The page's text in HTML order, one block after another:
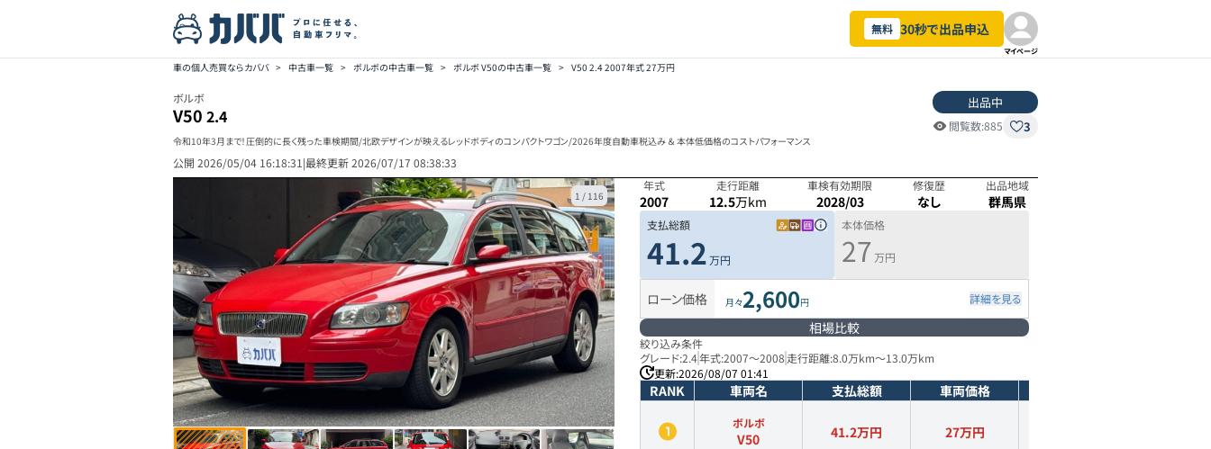
無料 30秒で出品申込
マイページ
車の個人売買ならカババ > 中古車一覧 > ボルボの中古車一覧 > ボルボ V50の中古車一覧 > V50 2.4 2007年式 27万円
ボルボ
V50 2.4
令和10年3月まで！圧倒的に長く残った車検期間/北欧デザインが映えるレッドボディのコンパクトワゴン/2026年度自動車税込み ＆ 本体低価格のコストパフォーマンス
出品中
閲覧数:885 3
公開 2026/05/04 16:18:31 |最終更新2026/07/17 08:38:33
1 / 116
年式
2007
走行距離
12.5万km
車検有効期限
2028/03
修復歴
なし
出品地域
群馬県
支払総額
41.2万円
本体価格
27 万円
ローン価格 月々2,600円 詳細を見る
相場比較
絞り込み条件
グレード:2.4年式:2007～2008走行距離:8.0万km～13.0万km
更新:2026/08/07 01:41
RANK 車両名 支払総額 車両価格
ボルボ
V50 41.2万円 27万円